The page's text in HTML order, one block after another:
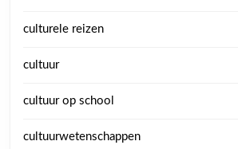
culturele reizen
cultuur
cultuur op school
cultuurwetenschappen